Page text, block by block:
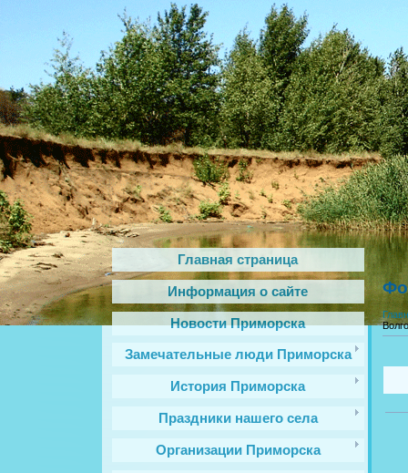
Главная страница
Информация о сайте
Новости Приморска
Замечательные люди Приморска
История Приморска
Праздники нашего села
Организации Приморска